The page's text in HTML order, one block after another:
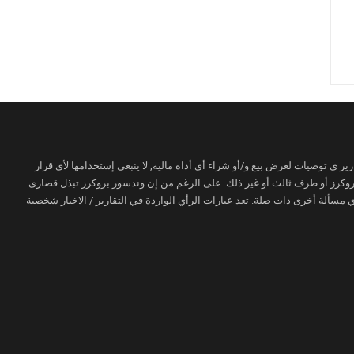
ي توصيات لغرض بيع و/أو شراء أي أداة مالية, لا ينبغى إستخدامها لأي قرار
أو طرف ثالث أو غير ذلك. على الرغم من إن وندسور بروكرز تبذل قصارى
أخرى ذات صلة. تعد عبارات الرأي الواردة في التقارير / الاخبار شخصية